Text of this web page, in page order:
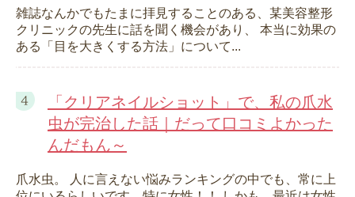
雑誌なんかでもたまに拝見することのある、某美容整形
クリニックの先生に話を聞く機会があり、 本当に効果の
ある「目を大きくする方法」について...
「クリアネイルショット」で、私の爪水
虫が完治した話｜だって口コミよかった
んだもん～
爪水虫。 人に言えない悩みランキングの中でも、常に上